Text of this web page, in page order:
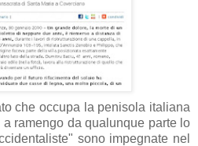
che occupa la penisola italiana
ramengo da qualunque parte lo
sono impegnate nel